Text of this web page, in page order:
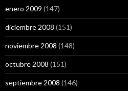
enero 2009 (147)
diciembre 2008 (151)
noviembre 2008 (148)
octubre 2008 (151)
septiembre 2008 (146)